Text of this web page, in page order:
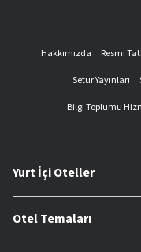
Hakkımızda Resmi
Setur Yayınları
Bilgi Toplumu
Yurt İçi Oteller
Otel Temaları